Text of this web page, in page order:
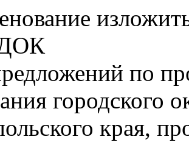
по
городского
края,